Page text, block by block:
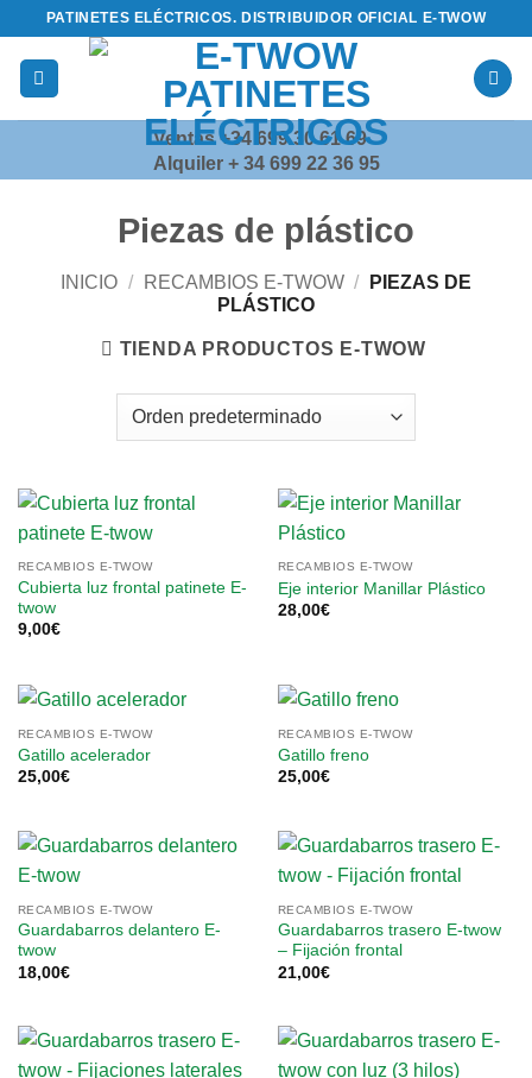
Saltar
al
contenido
PATINETES ELÉCTRICOS. DISTRIBUIDOR OFICIAL E-TWOW
Ventas +34 699 30 61 69
Alquiler + 34 699 22 36 95
Piezas de plástico
INICIO / RECAMBIOS E-TWOW /
PIEZAS DE
PLÁSTICO
TIENDA PRODUCTOS E-TWOW
RECAMBIOS E-TWOW
Cubierta luz frontal patinete E-
twow
9,00€
RECAMBIOS E-TWOW
Eje interior Manillar Plástico
28,00€
RECAMBIOS E-TWOW
Gatillo acelerador
25,00€
RECAMBIOS E-TWOW
Gatillo freno
25,00€
RECAMBIOS E-TWOW
Guardabarros delantero E-
twow
18,00€
RECAMBIOS E-TWOW
Guardabarros trasero E-twow
– Fijación frontal
21,00€